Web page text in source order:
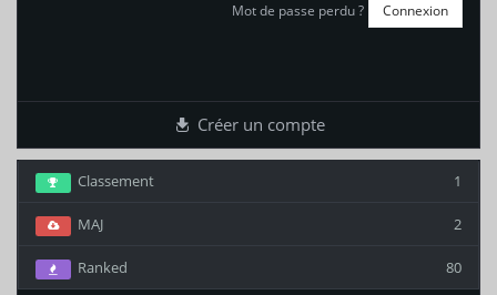
Mot de passe perdu ?
Créer un compte
1
Classement
2
MAJ
80
Ranked